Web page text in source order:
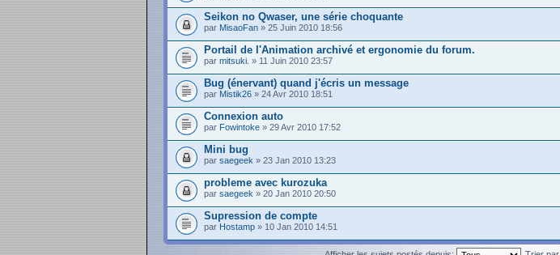
Seikon no Qwaser, une série choquante
par MisaoFan » 25 Juin 2010 18:56
Portail de l'Animation archivé et ergonomie du forum.
par mitsuki. » 11 Juin 2010 23:57
Bug (énervant) quand j'écris un message
par Mistik26 » 24 Avr 2010 18:51
Connexion auto
par Fowintoke » 29 Avr 2010 17:52
Mini bug
par saegeek » 23 Jan 2010 13:23
probleme avec kurozuka
par saegeek » 20 Jan 2010 20:50
Supression de compte
par Hostamp » 10 Jan 2010 14:51